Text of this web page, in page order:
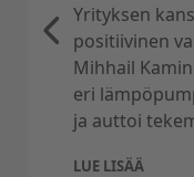
Yrityksen
positiivinen
Mihhail
eri
ja auttoi
LUE LISÄÄ